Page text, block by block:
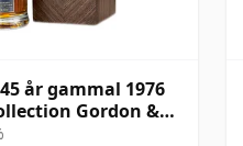
år gammal 1976
Gordon &